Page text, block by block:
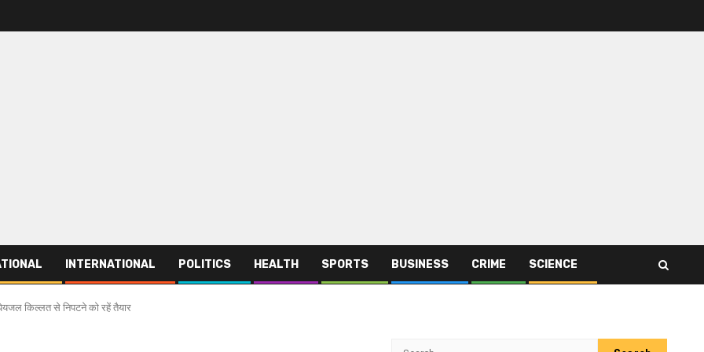
INTERNATIONAL POLITICS HEALTH SPORTS BUSINESS CRIME SCIENCE
किल्लत से निपटने को रहें तैयार
Search